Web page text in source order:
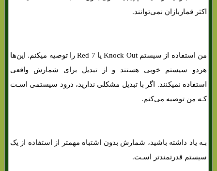
اکثر قماربازان نمی‌توانند.
من استفاده از سیستم Knock Out یا Red 7 را توصیه میکنم. این‌ها
هردو سیستم خوبی هستند و از تبدیل برای شمارش واقعی
استفاده نمیکنند. اگر با تبدیل مشکلی ندارید، درود سیستمی اسـت
کـه من توصیه می‌کنم.
بـه یاد داشته باشید، شمارش بدون اشتباه مهمتر از استفاده از یک
سیستم قدرتمندتر اسـت.